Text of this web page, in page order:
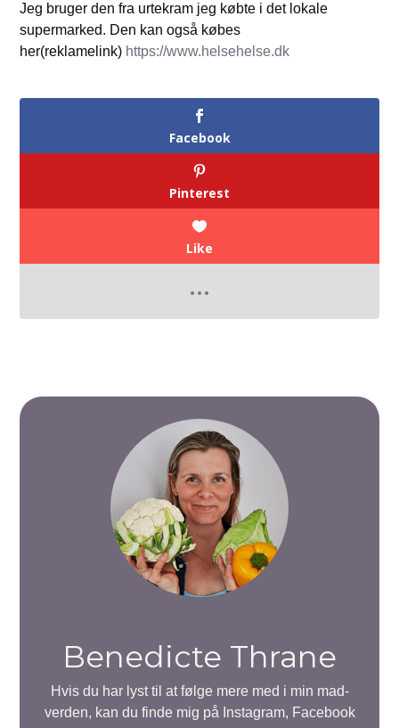
Jeg bruger den fra urtekram jeg købte i det lokale
supermarked. Den kan også købes
her(reklamelink) https://www.helsehelse.dk
Facebook
Pinterest
Like
Benedicte Thrane
Hvis du har lyst til at følge mere med i min mad-
verden, kan du finde mig på Instagram, Facebook